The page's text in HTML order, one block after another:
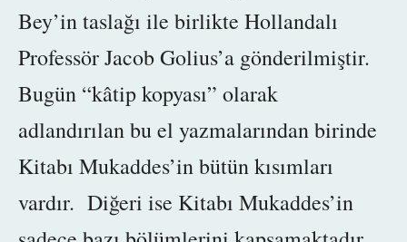
Bey’in taslağı ile birlikte Hollandalı
Professör Jacob Golius’a gönderilmiştir.
Bugün “kâtip kopyası” olarak
adlandırılan bu el yazmalarından birinde
Kitabı Mukaddes’in bütün kısımları
vardır. Diğeri ise Kitabı Mukaddes’in